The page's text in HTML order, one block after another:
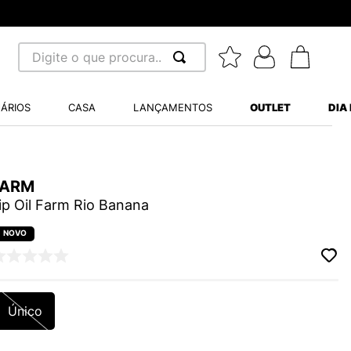
Digite o que procura...
CASA LANÇAMENTOS OUTLET DIA
Oil Farm Rio Banana
Único
BALANCE 530
VANS ULTRARANGE